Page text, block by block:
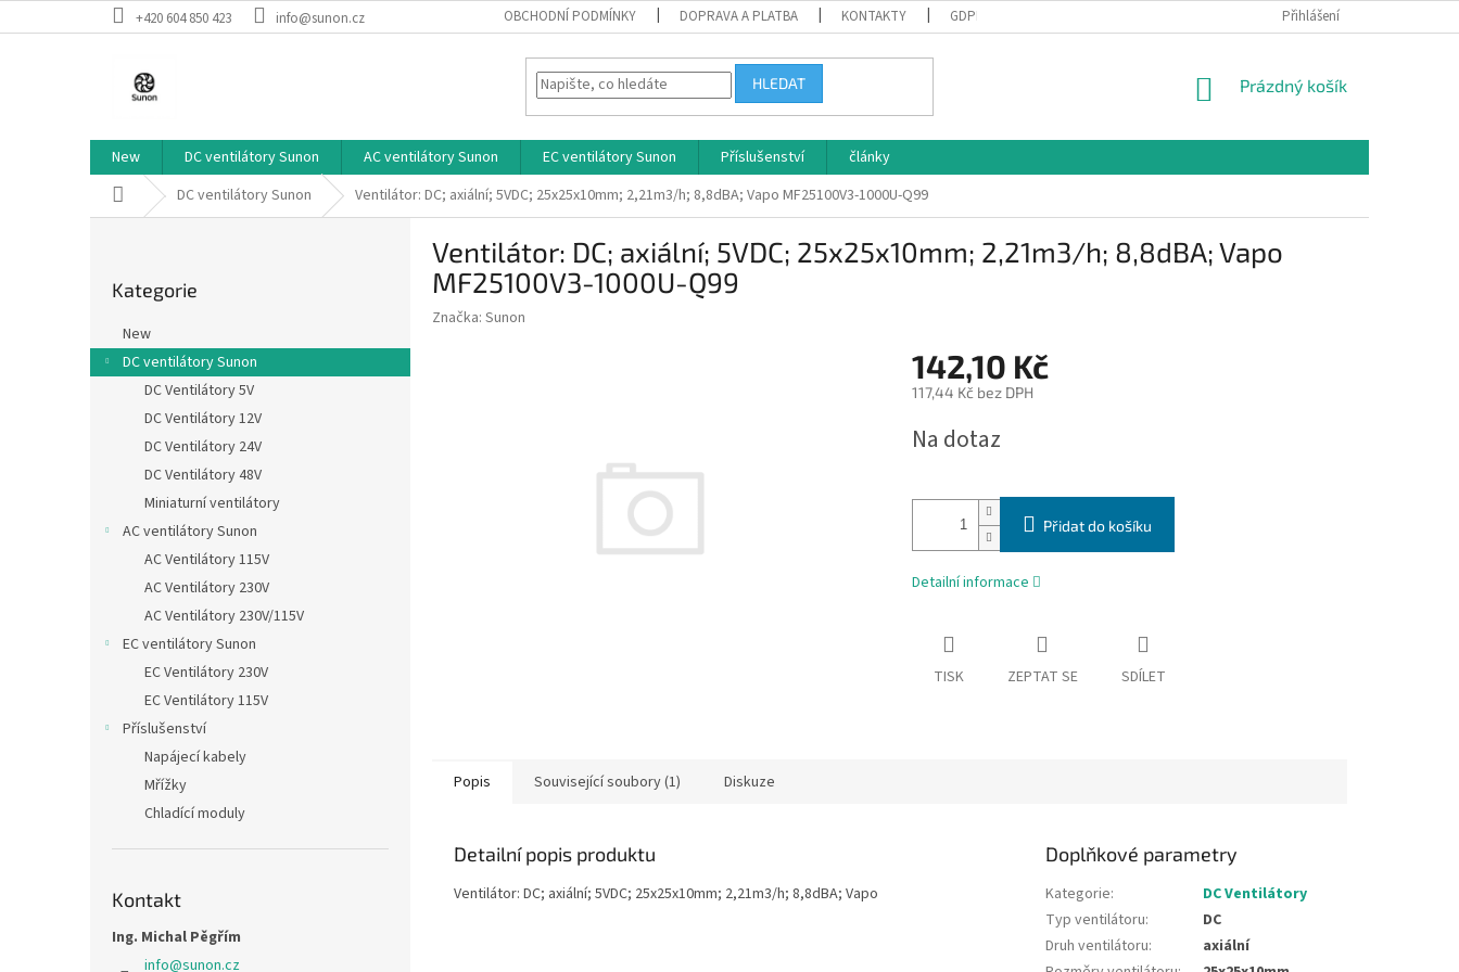
na
+420 604 850 423 info@sunon.cz OBCHODNÍ PODMÍNKY DOPRAVA A PLATBA KONTAKTY GDPR Přihlášení
HLEDAT
NÁKUPNÍ
Prázdný košík
New DC ventilátory Sunon AC ventilátory Sunon EC ventilátory Sunon Příslušenství
články
Domů DC ventilátory Sunon Ventilátor: DC; axiální; 5VDC; 25x25x10mm; 2,21m3/h; 8,8dBA; Vapo MF25100V3-1000U-Q99
a
n
kategorie
Kategorie
New
DC ventilátory Sunon
DC Ventilátory 5V
DC Ventilátory 12V
DC Ventilátory 24V
DC Ventilátory 48V
Miniaturní ventilátory
AC ventilátory Sunon
AC Ventilátory 115V
AC Ventilátory 230V
AC Ventilátory 230V/115V
EC ventilátory Sunon
EC Ventilátory 230V
EC Ventilátory 115V
Příslušenství
Napájecí kabely
Mřížky
Chladící moduly
Kontakt
Ing. Michal Pěgřím
info@sunon.cz
Ventilátor: DC; axiální; 5VDC; 25x25x10mm; 2,21m3/h; 8,8dBA; Vapo
MF25100V3-1000U-Q99
Značka: Sunon
142,10 Kč
117,44 Kč bez DPH
cena:
Na dotaz
Přidat do košíku
Detailní informace
TISK ZEPTAT SE SDÍLET
Popis Související soubory (1) Diskuze
Detailní popis produktu
Ventilátor: DC; axiální; 5VDC; 25x25x10mm; 2,21m3/h; 8,8dBA; Vapo
Doplňkové parametry
Kategorie:
DC Ventilátory
Typ ventilátoru:
DC
Druh ventilátoru:
axiální